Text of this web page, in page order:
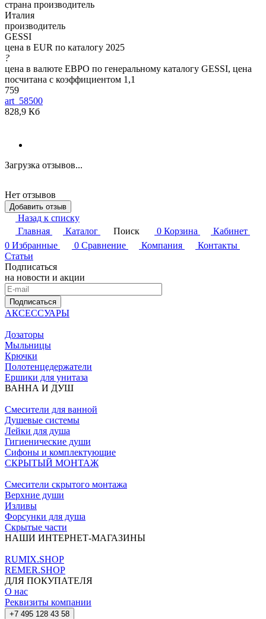
страна производитель
Италия
производитель
GESSI
цена в EUR по каталогу 2025
?
цена в валюте ЕВРО по генеральному каталогу GESSI, цена
посчитана с коэффициентом 1,1
759
art_58500
828,9 Кб
Загрузка отзывов...
Нет отзывов
Добавить отзыв
Назад к списку
Главная
Каталог Поиск 0 Корзина
Кабинет
0 Избранные 0 Сравнение Компания
Контакты
Статьи
Подписаться
на новости и акции
Подписаться
АКСЕССУАРЫ
Дозаторы
Мыльницы
Крючки
Полотенцедержатели
Ершики для унитаза
ВАННА И ДУШ
Смесители для ванной
Душевые системы
Лейки для душа
Гигиенические души
Сифоны и комплектующие
СКРЫТЫЙ МОНТАЖ
Смесители скрытого монтажа
Верхние души
Изливы
Форсунки для душа
Скрытые части
НАШИ ИНТЕРНЕТ-МАГАЗИНЫ
RUMIX.SHOP
REMER.SHOP
ДЛЯ ПОКУПАТЕЛЯ
О нас
Реквизиты компании
+7 495 128 43 58